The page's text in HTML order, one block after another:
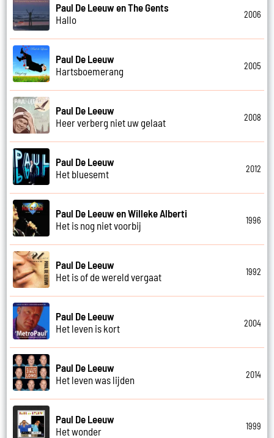
Paul De Leeuw en The Gents
Hallo
2006
Paul De Leeuw
Hartsboemerang
2005
Paul De Leeuw
Heer verberg niet uw gelaat
2008
Paul De Leeuw
Het bluesemt
2012
Paul De Leeuw en Willeke Alberti
Het is nog niet voorbij
1996
Paul De Leeuw
Het is of de wereld vergaat
1992
Paul De Leeuw
Het leven is kort
2004
Paul De Leeuw
Het leven was lijden
2014
Paul De Leeuw
Het wonder
1999